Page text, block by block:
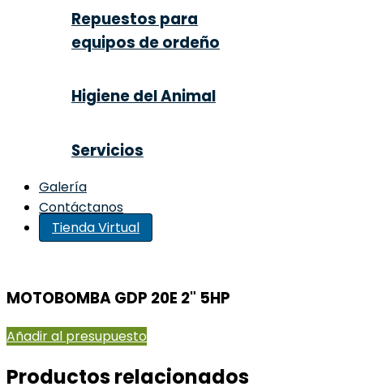
Repuestos para
equipos de ordeño
Higiene del Animal
Servicios
Galería
Contáctanos
Tienda Virtual
MOTOBOMBA GDP 20E 2" 5HP
Añadir al presupuesto
Productos relacionados